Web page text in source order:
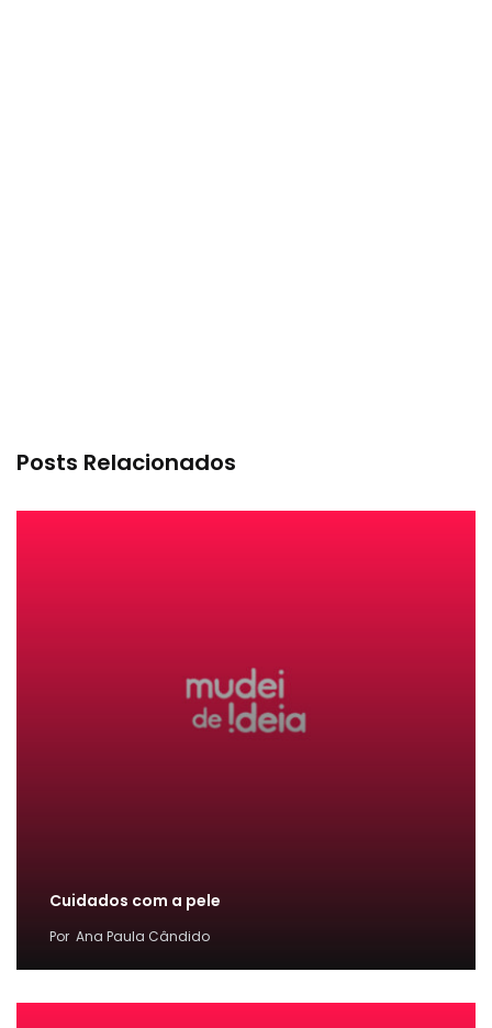
Posts Relacionados
Cuidados com a pele
Por Ana Paula Cândido